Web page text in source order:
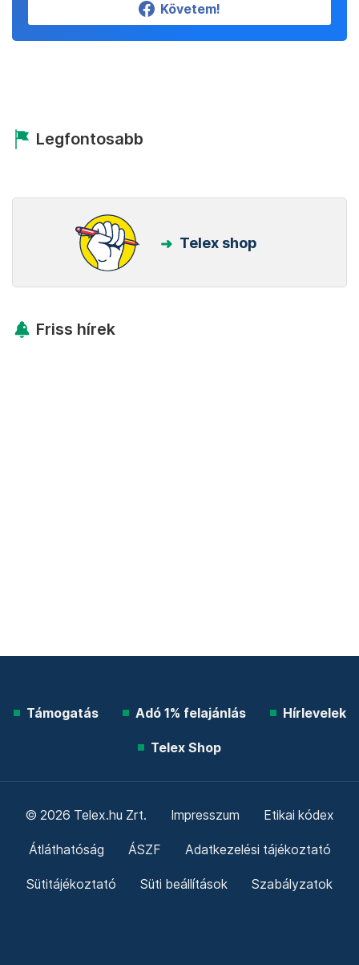
Követem!
Legfontosabb
Telex shop
Friss hírek
Támogatás Adó 1% felajánlás Hírlevelek
Telex Shop
© 2026 Telex.hu Zrt. Impresszum Etikai kódex
Átláthatóság ÁSZF Adatkezelési tájékoztató
Sütitájékoztató Süti beállítások Szabályzatok